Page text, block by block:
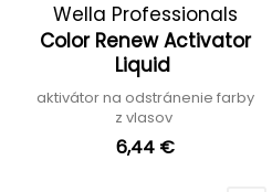
Wella Professionals
Color Renew Activator
Liquid
aktivátor na odstránenie farby
z vlasov
6,44 €